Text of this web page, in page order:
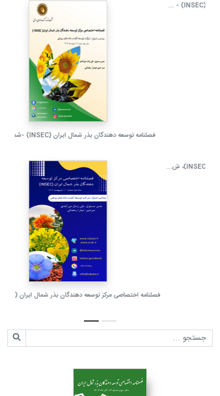
فصلنامه اختصاصی مرکز توسعه دهندگان بذر شمال ایران (INSEC) - ...
فصلنامه اختصاصی مرکز توسعه دهندگان بذر شمال ایران (INSEC)، ش...
ویژه نامه کنجد (شماره ششم)فروردین ۱۴۰۱